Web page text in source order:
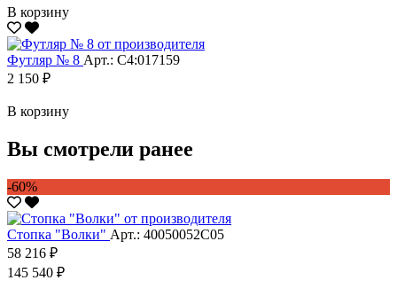
В корзину
Футляр № 8 Арт.: С4:017159
2 150 ₽
В корзину
Вы смотрели ранее
-60%
Стопка "Волки" Арт.: 40050052С05
58 216 ₽
145 540 ₽